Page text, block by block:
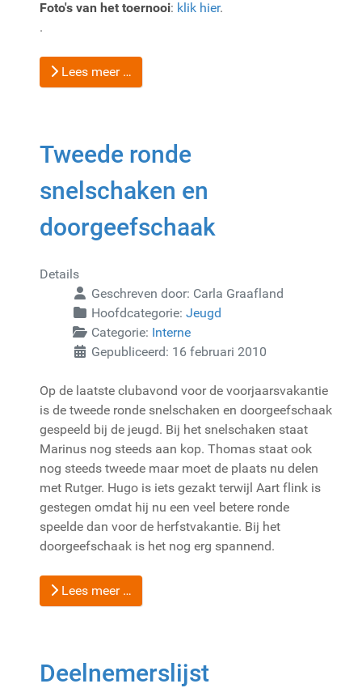
Foto's van het toernooi: klik hier.
.
Lees meer …
Tweede ronde
snelschaken en
doorgeefschaak
Details
Geschreven door: Carla Graafland
Hoofdcategorie: Jeugd
Categorie: Interne
Gepubliceerd: 16 februari 2010
Op de laatste clubavond voor de voorjaarsvakantie
is de tweede ronde snelschaken en doorgeefschaak
gespeeld bij de jeugd. Bij het snelschaken staat
Marinus nog steeds aan kop. Thomas staat ook
nog steeds tweede maar moet de plaats nu delen
met Rutger. Hugo is iets gezakt terwijl Aart flink is
gestegen omdat hij nu een veel betere ronde
speelde dan voor de herfstvakantie. Bij het
doorgeefschaak is het nog erg spannend.
Lees meer …
Deelnemerslijst